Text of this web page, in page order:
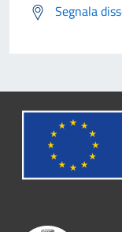
Segnala